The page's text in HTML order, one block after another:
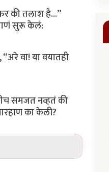
की तलाश है…”
सुरू केलं:
वा! या वयातही
समजत नव्हतं की
का केली?